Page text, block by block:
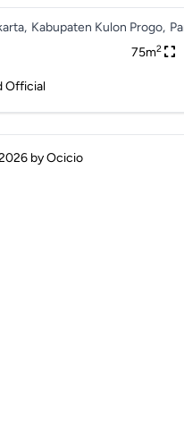
Kabupaten Kulon Progo,
75m2
Official
byOcicio